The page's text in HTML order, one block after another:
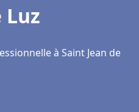
Luz
à Saint Jean de